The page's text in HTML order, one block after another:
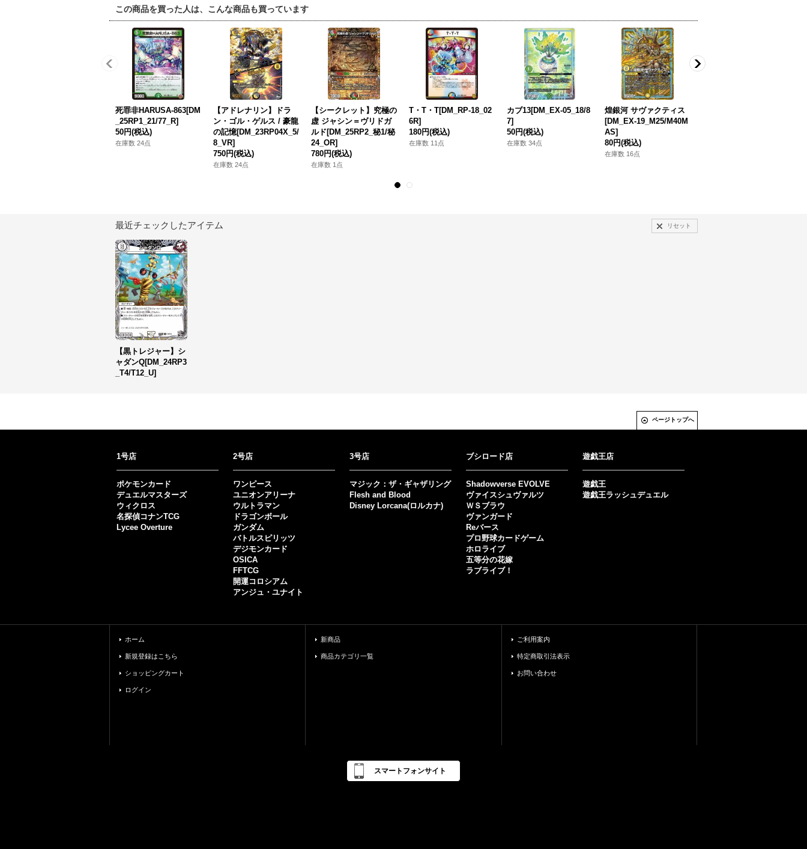
この商品を買った人は、こんな商品も買っています
死罪非HARUSA-863[DM
_25RP1_21/77_R]
50円(税込)
在庫数 24点
【アドレナリン】ドラ
ン・ゴル・ゲルス / 豪龍
の記憶[DM_23RP04X_5/
8_VR]
750円(税込)
在庫数 24点
【シークレット】究極の
虚 ジャシン＝ヴリドガ
ルド[DM_25RP2_秘1/秘
24_OR]
780円(税込)
在庫数 1点
T・T・T[DM_RP-18_02
6R]
180円(税込)
在庫数 11点
カブ13[DM_EX-05_18/8
7]
50円(税込)
在庫数 34点
煌銀河 サヴァクティス
[DM_EX-19_M25/M40M
AS]
80円(税込)
在庫数 16点
最近チェックしたアイテム リセット
【黒トレジャー】シ
ャダンQ[DM_24RP3
_T4/T12_U]
ページトップへ
1号店
ポケモンカード
デュエルマスターズ
ウィクロス
名探偵コナンTCG
Lycee Overture
2号店
ワンピース
ユニオンアリーナ
ウルトラマン
ドラゴンボール
ガンダム
バトルスピリッツ
デジモンカード
OSICA
FFTCG
開運コロシアム
アンジュ・ユナイト
3号店
マジック：ザ・ギャザリング
Flesh and Blood
Disney Lorcana(ロルカナ)
ブシロード店
Shadowverse EVOLVE
ヴァイスシュヴァルツ
ＷＳブラウ
ヴァンガード
Reバース
プロ野球カードゲーム
ホロライブ
五等分の花嫁
ラブライブ！
遊戯王店
遊戯王
遊戯王ラッシュデュエル
ホーム
新規登録はこちら
ショッピングカート
ログイン
新商品
商品カテゴリ一覧
ご利用案内
特定商取引法表示
お問い合わせ
スマートフォンサイト